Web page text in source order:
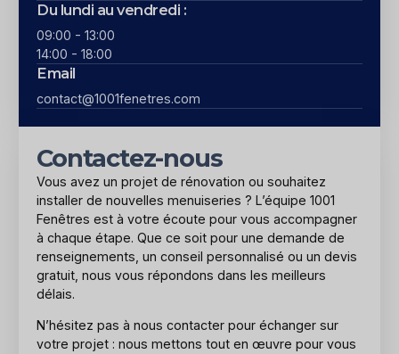
Du lundi au vendredi :
09:00 - 13:00
14:00 - 18:00
Email
contact@1001fenetres.com
Contactez-nous
Vous avez un projet de rénovation ou souhaitez
installer de nouvelles menuiseries ? L’équipe 1001
Fenêtres est à votre écoute pour vous accompagner
à chaque étape. Que ce soit pour une demande de
renseignements, un conseil personnalisé ou un devis
gratuit, nous vous répondons dans les meilleurs
délais.
N’hésitez pas à nous contacter pour échanger sur
votre projet : nous mettons tout en œuvre pour vous